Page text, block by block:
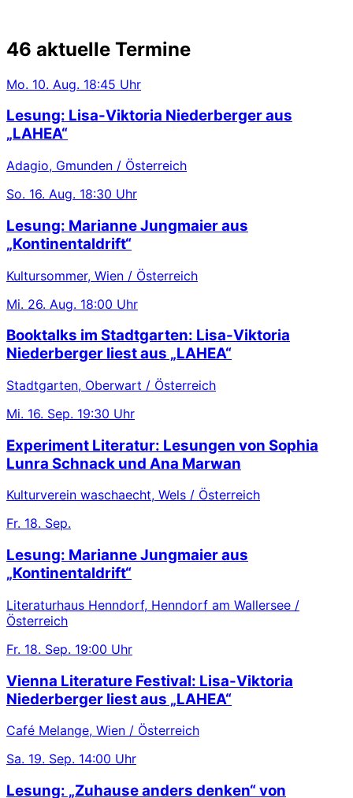
46 aktuelle Termine
Mo. 10. Aug. 18:45 Uhr
Lesung: Lisa-Viktoria Niederberger aus
„LAHEA“
Adagio, Gmunden / Österreich
So. 16. Aug. 18:30 Uhr
Lesung: Marianne Jungmaier aus
„Kontinentaldrift“
Kultursommer, Wien / Österreich
Mi. 26. Aug. 18:00 Uhr
Booktalks im Stadtgarten: Lisa-Viktoria
Niederberger liest aus „LAHEA“
Stadtgarten, Oberwart / Österreich
Mi. 16. Sep. 19:30 Uhr
Experiment Literatur: Lesungen von Sophia
Lunra Schnack und Ana Marwan
Kulturverein waschaecht, Wels / Österreich
Fr. 18. Sep.
Lesung: Marianne Jungmaier aus
„Kontinentaldrift“
Literaturhaus Henndorf, Henndorf am Wallersee /
Österreich
Fr. 18. Sep. 19:00 Uhr
Vienna Literature Festival: Lisa-Viktoria
Niederberger liest aus „LAHEA“
Café Melange, Wien / Österreich
Sa. 19. Sep. 14:00 Uhr
Lesung: „Zuhause anders denken“ von